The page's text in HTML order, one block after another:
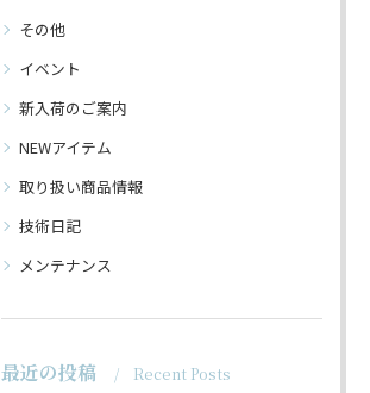
その他
イベント
新入荷のご案内
NEWアイテム
取り扱い商品情報
技術日記
メンテナンス
最近の投稿 Recent Posts